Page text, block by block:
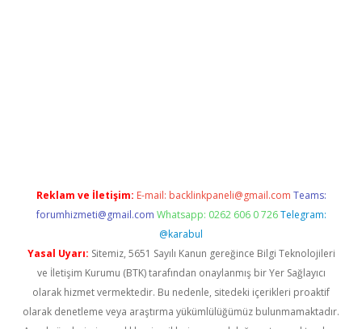
Reklam ve İletişim: E-mail: backlinkpaneli@gmail.com Teams:
forumhizmeti@gmail.com Whatsapp: 0262 606 0 726 Telegram:
@karabul
Yasal Uyarı: Sitemiz, 5651 Sayılı Kanun gereğince Bilgi Teknolojileri
ve İletişim Kurumu (BTK) tarafından onaylanmış bir Yer Sağlayıcı
olarak hizmet vermektedir. Bu nedenle, sitedeki içerikleri proaktif
olarak denetleme veya araştırma yükümlülüğümüz bulunmamaktadır.